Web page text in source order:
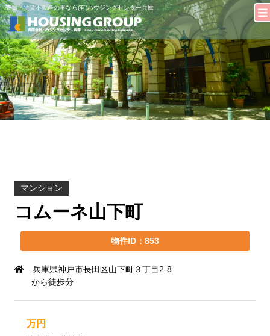
売買・賃貸不動産の事なら(有)ハウジングセンター兵庫
マンション
コムーネ山下町
物件ID：853
兵庫県神戸市長田区山下町３丁目2-8
から徒歩分
万円